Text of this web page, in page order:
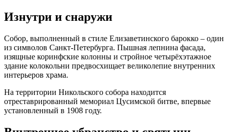
Изнутри и снаружи
Собор, выполненный в стиле Елизаветинского барокко – один
из символов Санкт-Петербурга. Пышная лепнина фасада,
изящные коринфские колонны и стройное четырёхэтажное
здание колокольни предвосхищает великолепие внутренних
интерьеров храма.
На территории Никольского собора находится
отреставрированный мемориал Цусимской битве, впервые
установленный в 1908 году.